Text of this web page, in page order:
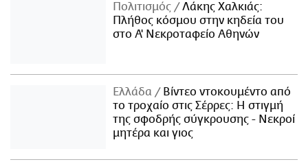
Πολιτισμός
Λάκης Χαλκιάς:
Πλήθος κόσμου στην κηδεία του
στο Α' Νεκροταφείο Αθηνών
Ελλάδα
Βίντεο ντοκουμέντο από
το τροχαίο στις Σέρρες: Η στιγμή
της σφοδρής σύγκρουσης - Νεκροί
μητέρα και γιος